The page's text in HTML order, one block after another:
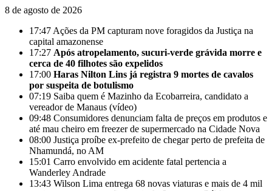
8 de agosto de 2026
17:47 Ações da PM capturam nove foragidos da Justiça na
capital amazonense
17:27 Após atropelamento, sucuri-verde grávida morre e
cerca de 40 filhotes são expelidos
17:00 Haras Nilton Lins já registra 9 mortes de cavalos
por suspeita de botulismo
07:19 Saiba quem é Mazinho da Ecobarreira, candidato a
vereador de Manaus (vídeo)
09:48 Consumidores denunciam falta de preços em produtos e
até mau cheiro em freezer de supermercado na Cidade Nova
08:00 Justiça proíbe ex-prefeito de chegar perto de prefeita de
Nhamundá, no AM
15:01 Carro envolvido em acidente fatal pertencia a
Wanderley Andrade
13:43 Wilson Lima entrega 68 novas viaturas e mais de 4 mil